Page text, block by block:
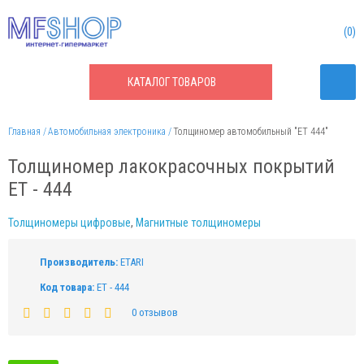
КАТАЛОГТОВАРОВ
0
Главная Автомобильная электроника Толщиномер автомобильный "ET 444"
Толщиномер лакокрасочных покрытий
ET - 444
Толщиномеры цифровые, Магнитные толщиномеры
Производитель: ETARI
Код товара: ET - 444
0 отзывов